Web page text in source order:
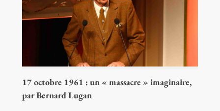
17 octobre 1961 : un « massacre » imaginaire,
par Bernard Lugan